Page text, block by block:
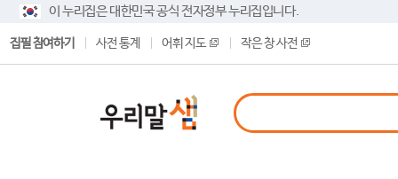
이 누리집은 대한민국 공식 전자정부 누리집입니다.
집필 참여하기 사전 통계 어휘 지도 작은 창 사전